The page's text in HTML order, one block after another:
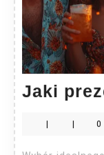
Jaki
| | 0